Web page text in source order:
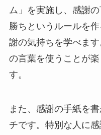
ム」を実施し、感謝
勝ちというルールを
謝の気持ちを学べま
の言葉を使うことが
す。
また、感謝の手紙を
チです。特別な人に